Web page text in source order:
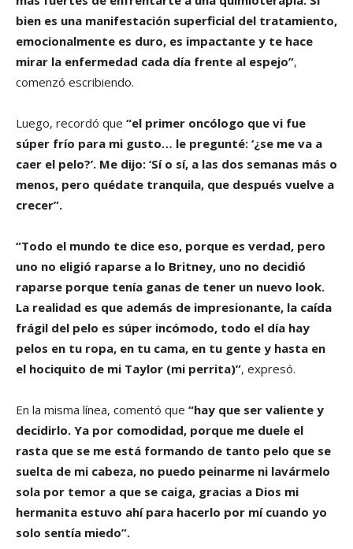
bien es una manifestación superficial del tratamiento,
emocionalmente es duro, es impactante y te hace
mirar la enfermedad cada día frente al espejo”,
comenzó escribiendo.
Luego, recordó que “el primer oncólogo que vi fue
súper frío para mi gusto… le pregunté: ‘¿se me va a
caer el pelo?’. Me dijo: ‘Sí o sí, a las dos semanas más o
menos, pero quédate tranquila, que después vuelve a
crecer”.
“Todo el mundo te dice eso, porque es verdad, pero
uno no eligió raparse a lo Britney, uno no decidió
raparse porque tenía ganas de tener un nuevo look.
La realidad es que además de impresionante, la caída
frágil del pelo es súper incómodo, todo el día hay
pelos en tu ropa, en tu cama, en tu gente y hasta en
el hociquito de mi Taylor (mi perrita)”, expresó.
En la misma línea, comentó que “hay que ser valiente y
decidirlo. Ya por comodidad, porque me duele el
rasta que se me está formando de tanto pelo que se
suelta de mi cabeza, no puedo peinarme ni lavármelo
sola por temor a que se caiga, gracias a Dios mi
hermanita estuvo ahí para hacerlo por mí cuando yo
solo sentía miedo”.